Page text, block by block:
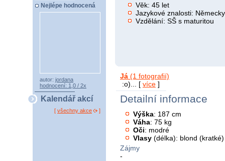
Nejlépe hodnocená
autor: jordana
hodnocení: 1,0 / 2x
Kalendář akcí
[ všechny akce ]
Věk: 45 let
Jazykové znalosti: Německy
Vzdělání: SŠ s maturitou
Já (1 fotografií)
:o)... [ více ]
Detailní informace
Výška: 187 cm
Váha: 75 kg
Oči: modré
Vlasy (délka): blond (kratké)
Zájmy
-